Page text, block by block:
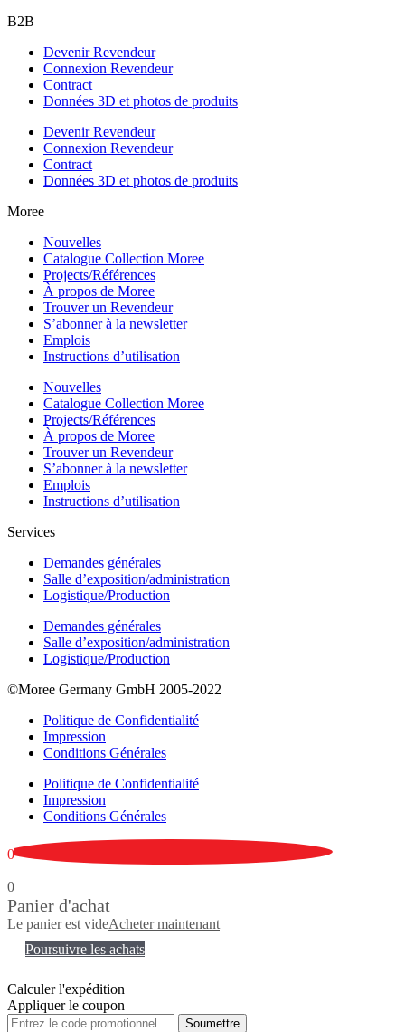
B2B
Devenir Revendeur
Connexion Revendeur
Contract
Données 3D et photos de produits
Devenir Revendeur
Connexion Revendeur
Contract
Données 3D et photos de produits
Moree
Nouvelles
Catalogue Collection Moree
Projects/Références
À propos de Moree
Trouver un Revendeur
S’abonner à la newsletter
Emplois
Instructions d’utilisation
Nouvelles
Catalogue Collection Moree
Projects/Références
À propos de Moree
Trouver un Revendeur
S’abonner à la newsletter
Emplois
Instructions d’utilisation
Services
Demandes générales
Salle d’exposition/administration
Logistique/Production
Demandes générales
Salle d’exposition/administration
Logistique/Production
©Moree Germany GmbH 2005-2022
Politique de Confidentialité
Impression
Conditions Générales
Politique de Confidentialité
Impression
Conditions Générales
0
0
Panier d'achat
Le panier est videAcheter maintenant
Poursuivre les achats
Calculer l'expédition
Appliquer le coupon
Soumettre